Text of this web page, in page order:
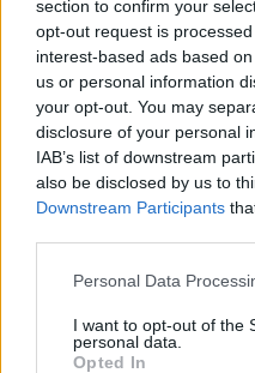
section to confirm your
opt-out request is
interest-based ads based
us or personal information
your opt-out. You may
disclosure of your personal
IAB’s list of downstream
also be disclosed by us to
Downstream Participants
Personal Data
I want to opt-out of the
personal data.
Opted In
SGD Rugby Casale –
Romagna R.F.C. – 10
Rugby Paese – 9
Villorba Rugby – 8
Valpolicella Rugby
Rugby Badia 1981 – 5